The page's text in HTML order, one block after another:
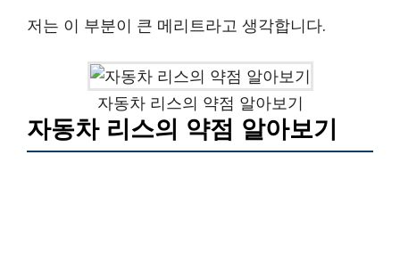
저는 이 부분이 큰 메리트라고 생각합니다.
자동차 리스의 약점 알아보기
자동차 리스의 약점 알아보기